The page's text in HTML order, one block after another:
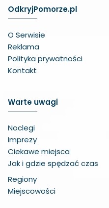
OdkryjPomorze.pl
O Serwisie
Reklama
Polityka prywatności
Kontakt
Warte uwagi
Noclegi
Imprezy
Ciekawe miejsca
Jak i gdzie spędzać czas
Regiony
Miejscowości